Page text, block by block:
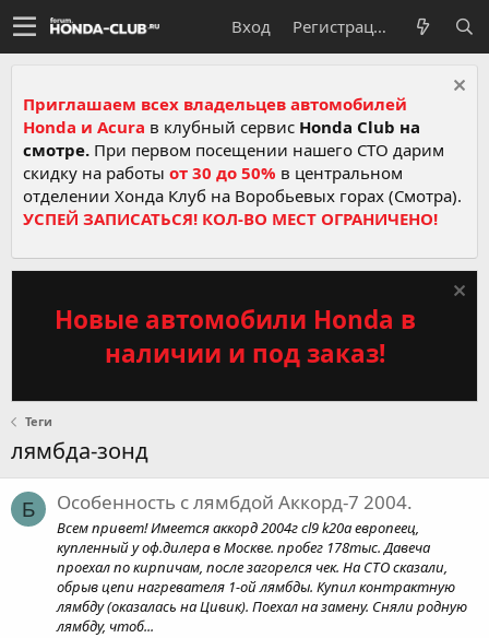
Вход Регистрация
Приглашаем всех владельцев автомобилей
Honda и Acura в клубный сервис Honda Club на
смотре. При первом посещении нашего СТО дарим
скидку на работы от 30 до 50% в центральном
отделении Хонда Клуб на Воробьевых горах (Смотра).
УСПЕЙ ЗАПИСАТЬСЯ! КОЛ-ВО МЕСТ ОГРАНИЧЕНО!
Новые автомобили Honda в
наличии и под заказ!
Теги
лямбда-зонд
Б Особенность с лямбдой Аккорд-7 2004.
Всем привет! Имеется аккорд 2004г cl9 k20a европеец,
купленный у оф.дилера в Москве. пробег 178тыс. Давеча
проехал по кирпичам, после загорелся чек. На СТО сказали,
обрыв цепи нагревателя 1-ой лямбды. Купил контрактную
лямбду (оказалась на Цивик). Поехал на замену. Сняли родную
лямбду, чтоб...